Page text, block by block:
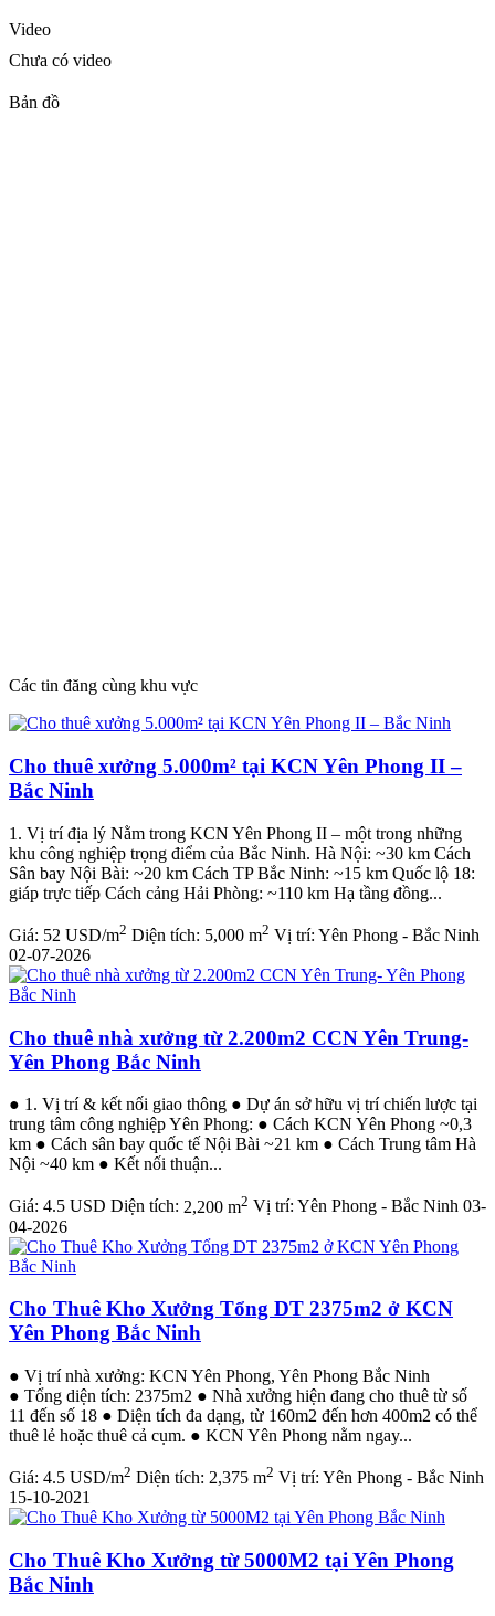
Video
Chưa có video
Bản đồ
Các tin đăng cùng khu vực
Cho thuê xưởng 5.000m² tại KCN Yên Phong II –
Bắc Ninh
1. Vị trí địa lý Nằm trong KCN Yên Phong II – một trong những
khu công nghiệp trọng điểm của Bắc Ninh. Hà Nội: ~30 km Cách
Sân bay Nội Bài: ~20 km Cách TP Bắc Ninh: ~15 km Quốc lộ 18:
giáp trực tiếp Cách cảng Hải Phòng: ~110 km Hạ tầng đồng...
Giá: 52 USD/m2 Diện tích: 5,000 m2 Vị trí: Yên Phong - Bắc Ninh
02-07-2026
Cho thuê nhà xưởng từ 2.200m2 CCN Yên Trung-
Yên Phong Bắc Ninh
● 1. Vị trí & kết nối giao thông ● Dự án sở hữu vị trí chiến lược tại
trung tâm công nghiệp Yên Phong: ● Cách KCN Yên Phong ~0,3
km ● Cách sân bay quốc tế Nội Bài ~21 km ● Cách Trung tâm Hà
Nội ~40 km ● Kết nối thuận...
Giá: 4.5 USD Diện tích: 2,200 m2 Vị trí: Yên Phong - Bắc Ninh 03-
04-2026
Cho Thuê Kho Xưởng Tổng DT 2375m2 ở KCN
Yên Phong Bắc Ninh
● Vị trí nhà xưởng: KCN Yên Phong, Yên Phong Bắc Ninh
● Tổng diện tích: 2375m2 ● Nhà xưởng hiện đang cho thuê từ số
11 đến số 18 ● Diện tích đa dạng, từ 160m2 đến hơn 400m2 có thể
thuê lẻ hoặc thuê cả cụm. ● KCN Yên Phong nằm ngay...
Giá: 4.5 USD/m2 Diện tích: 2,375 m2 Vị trí: Yên Phong - Bắc Ninh
15-10-2021
Cho Thuê Kho Xưởng từ 5000M2 tại Yên Phong
Bắc Ninh